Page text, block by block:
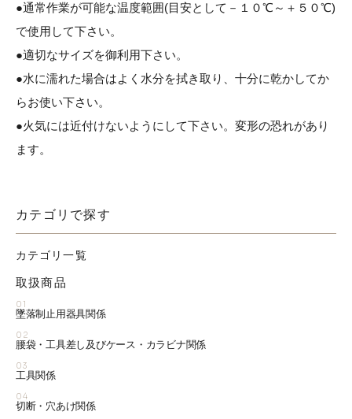
●通常作業が可能な温度範囲(目安として－１０℃～＋５０℃)
で使用して下さい。
●適切なサイズを御利用下さい。
●水に濡れた場合はよく水分を拭き取り、十分に乾かしてか
らお使い下さい。
●火気には近付けないようにして下さい。変形の恐れがあり
ます。
カテゴリで探す
カテゴリ一覧
取扱商品
01
墜落制止用器具関係
02
腰袋・工具差し及びケース・カラビナ関係
03
工具関係
04
切断・穴あけ関係